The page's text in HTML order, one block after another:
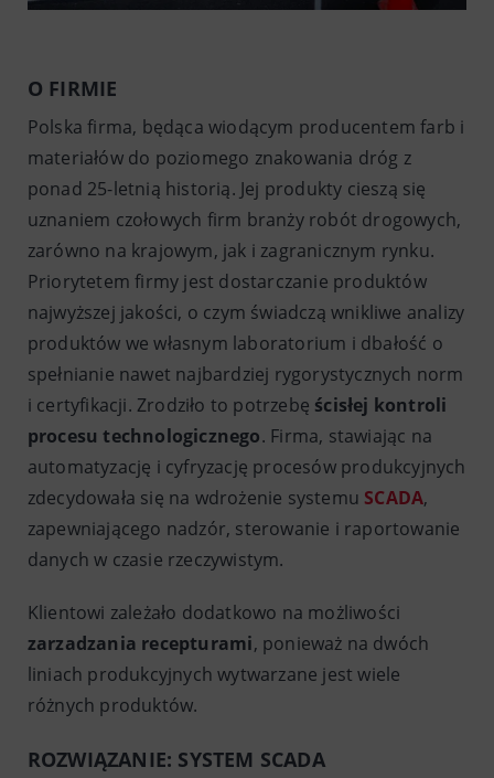
O FIRMIE
Polska firma, będąca wiodącym producentem farb i
materiałów do poziomego znakowania dróg z
ponad 25-letnią historią. Jej produkty cieszą się
uznaniem czołowych firm branży robót drogowych,
zarówno na krajowym, jak i zagranicznym rynku.
Priorytetem firmy jest dostarczanie produktów
najwyższej jakości, o czym świadczą wnikliwe analizy
produktów we własnym laboratorium i dbałość o
spełnianie nawet najbardziej rygorystycznych norm
i certyfikacji. Zrodziło to potrzebę ścisłej kontroli
procesu technologicznego. Firma, stawiając na
automatyzację i cyfryzację procesów produkcyjnych
zdecydowała się na wdrożenie systemu SCADA,
zapewniającego nadzór, sterowanie i raportowanie
danych w czasie rzeczywistym.
Klientowi zależało dodatkowo na możliwości
zarzadzania recepturami, ponieważ na dwóch
liniach produkcyjnych wytwarzane jest wiele
różnych produktów.
ROZWIĄZANIE: SYSTEM SCADA